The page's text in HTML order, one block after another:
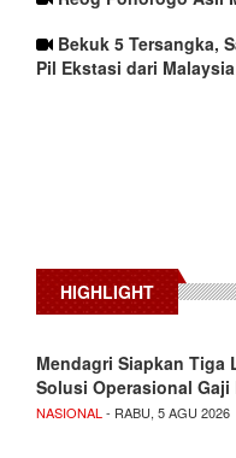
Bekuk 5 Tersangka,
Pil Ekstasi dari Malaysia
HIGHLIGHT
Mendagri Siapkan Tiga
Solusi Operasional Gaji
NASIONAL - RABU, 5 AGU 2026